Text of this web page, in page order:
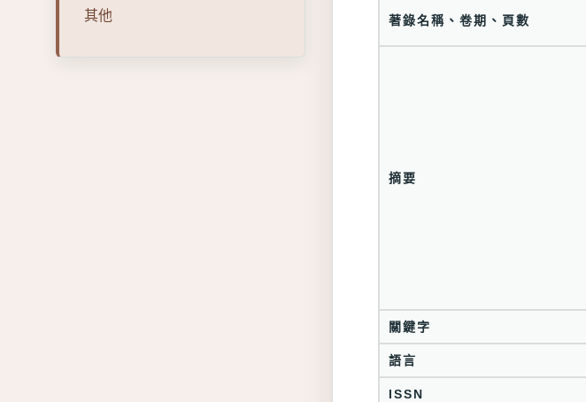
其他 著錄名稱、卷期、頁數
摘要
關鍵字
語言
ISSN